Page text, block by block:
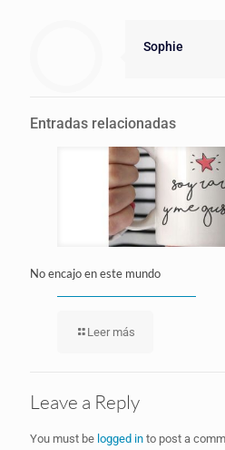
Sophie
Entradas relacionadas
No encajo en este mundo
Leer más
Leave a Reply
You must be logged in to post a